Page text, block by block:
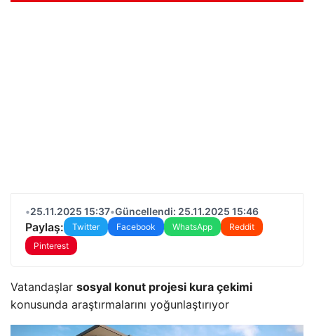
•25.11.2025 15:37•Güncellendi: 25.11.2025 15:46
Paylaş: Twitter Facebook WhatsApp
Reddit
Pinterest
Vatandaşlar sosyal konut projesi kura çekimi
konusunda araştırmalarını yoğunlaştırıyor